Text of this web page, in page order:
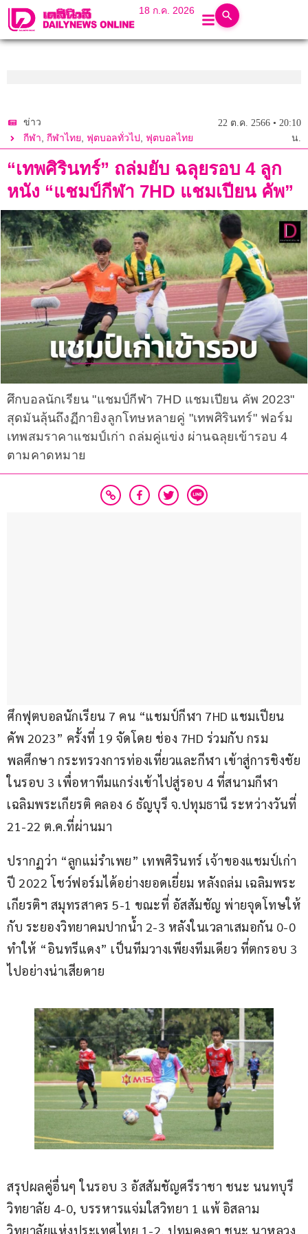
18 ก.ค. 2026
ข่าว
กีฬา, กีฬาไทย, ฟุตบอลทั่วไป , ฟุตบอลไทย
22 ต.ค. 2566 • 20:10
น.
“เทพศิรินทร์” ถล่มยับ ฉลุยรอบ 4 ลูก
หนัง “แชมป์กีฬา 7HD แชมเปียน คัพ”
ศึกบอลนักเรียน "แชมป์กีฬา 7HD แชมเปียน คัพ 2023"
สุดมันลุ้นถึงฏีกายิงลูกโทษหลายคู่ "เทพศิรินทร์" ฟอร์ม
เทพสมราคาแชมป์เก่า ถล่มคู่แข่ง ผ่านฉลุยเข้ารอบ 4
ตามคาดหมาย
ศึกฟุตบอลนักเรียน 7 คน “แชมป์กีฬา 7HD แชมเปียน
คัพ 2023” ครั้งที่ 19 จัดโดย ช่อง 7HD ร่วมกับ กรม
พลศึกษา กระทรวงการท่องเที่ยวและกีฬา เข้าสู่การชิงชัย
ในรอบ 3 เพื่อหาทีมแกร่งเข้าไปสู่รอบ 4 ที่สนามกีฬา
เฉลิมพระเกียรติ คลอง 6 ธัญบุรี จ.ปทุมธานี ระหว่างวันที่
21-22 ต.ค.ที่ผ่านมา
ปรากฏว่า “ลูกแม่รำเพย” เทพศิรินทร์ เจ้าของแชมป์เก่า
ปี 2022 โชว์ฟอร์มได้อย่างยอดเยี่ยม หลังถล่ม เฉลิมพระ
เกียรติฯ สมุทรสาคร 5-1 ขณะที่ อัสสัมชัญ พ่ายจุดโทษให้
กับ ระยองวิทยาคมปากน้ำ 2-3 หลังในเวลาเสมอกัน 0-0
ทำให้ “อินทรีแดง” เป็นทีมวางเพียงทีมเดียว ที่ตกรอบ 3
ไปอย่างน่าเสียดาย
สรุปผลคู่อื่นๆ ในรอบ 3 อัสสัมชัญศรีราชา ชนะ นนทบุรี
วิทยาลัย 4-0, บรรหารแจ่มใสวิทยา 1 แพ้ อิสลาม
วิทยาลัยแห่งประเทศไทย 1-2, ปทุมคงคา ชนะ นาหลวง